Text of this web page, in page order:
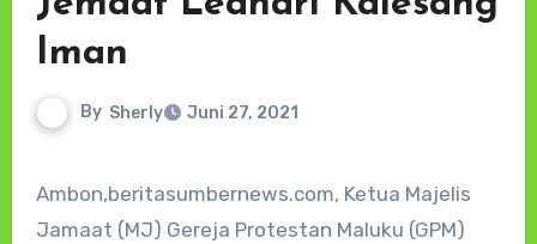
Iman
By Sherly Juni 27, 2021
Ambon,beritasumbernews.com, Ketua Majelis
Jamaat (MJ) Gereja Protestan Maluku (GPM)